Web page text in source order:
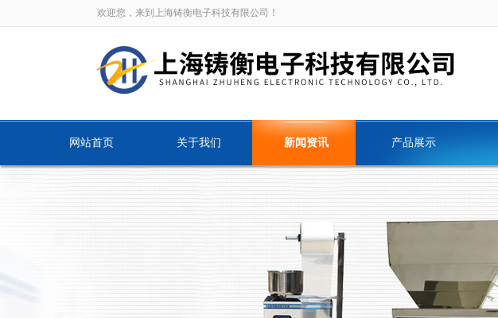
欢迎您，来到上海铸衡电子科技有限公司！
网站首页 关于我们 新闻资讯 产品展示